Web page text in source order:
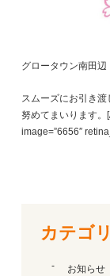
グロータウン南田
スムーズにお引き渡
努めてまいります
image=”6656″
カテゴリ
お知らせ